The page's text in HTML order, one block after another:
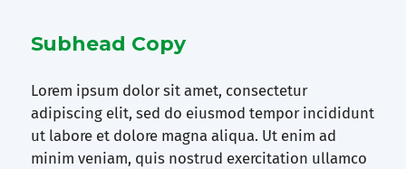
Subhead Copy
Lorem ipsum dolor sit amet, consectetur
adipiscing elit, sed do eiusmod tempor incididunt
ut labore et dolore magna aliqua. Ut enim ad
minim veniam, quis nostrud exercitation ullamco